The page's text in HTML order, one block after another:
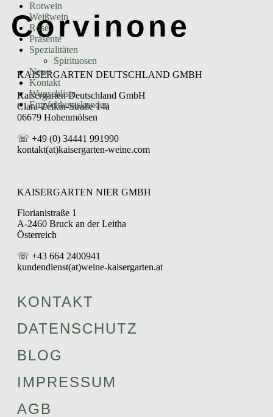
Rotwein
Weißwein
Rosé
Präsente
Spezialitäten
Spirituosen
News
Kontakt
Wunschliste
Empfehlungskunden
Corvinone
KAISERGARTEN DEUTSCHLAND GMBH
Kaisergarten Deutschland GmbH
Clara-Zetkin-Straße 14a
06679 Hohenmölsen
☏ +49 (0) 34441 991990
kontakt(at)kaisergarten-weine.com
KAISERGARTEN NIER GMBH
Florianistraße 1
A-2460 Bruck an der Leitha
Österreich
☏ +43 664 2400941
kundendienst(at)weine-kaisergarten.at
KONTAKT
DATENSCHUTZ
BLOG
IMPRESSUM
AGB